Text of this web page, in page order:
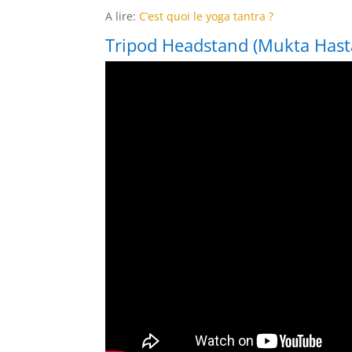
A lire:C’est quoi le yoga tantra ?
Tripod Headstand (Mukta